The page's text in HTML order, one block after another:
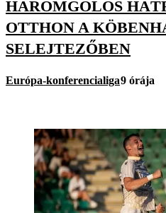
HÁROMGÓLOS
OTTHON A
SELEJTEZŐBEN
Európa-konferencialiga9 órája